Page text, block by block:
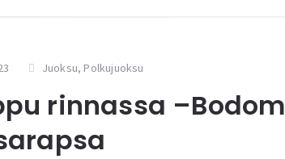
Juoksu, Polkujuoksu
rinnassa –Bodom